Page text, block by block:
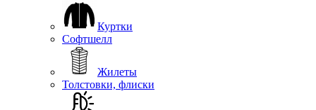
Куртки
Софтшелл
Жилеты
Толстовки, флиски